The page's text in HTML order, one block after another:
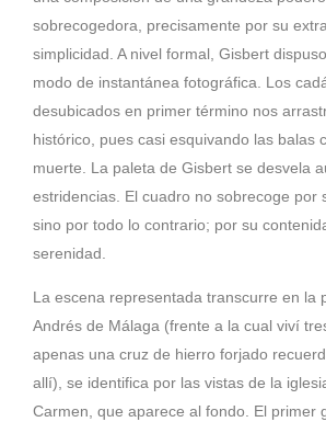
sobrecogedora, precisamente por su
simplicidad. A nivel formal, Gisbert
modo de instantánea fotográfica. Los
desubicados en primer término nos
histórico, pues casi esquivando las balas
muerte. La paleta de Gisbert se desvela
estridencias. El cuadro no sobrecoge por
sino por todo lo contrario; por su
serenidad.
La escena representada transcurre en la
Andrés de Málaga (frente a la cual viví
apenas una cruz de hierro forjado
allí), se identifica por las vistas de la
Carmen, que aparece al fondo. El primer